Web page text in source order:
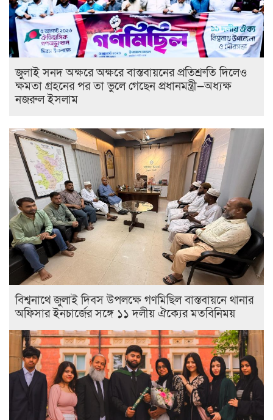
জুলাই সনদ অক্ষরে অক্ষরে বাস্তবায়নের প্রতিশ্রুতি দিলেও
ক্ষমতা গ্রহনের পর তা ভুলে গেছেন প্রধানমন্ত্রী—অধ্যক্ষ
নজরুল ইসলাম
বিশ্বনাথে জুলাই দিবস উপলক্ষে গণমিছিল বাস্তবায়নে থানার
অফিসার ইনচার্জের সঙ্গে ১১ দলীয় ঐক্যের মতবিনিময়